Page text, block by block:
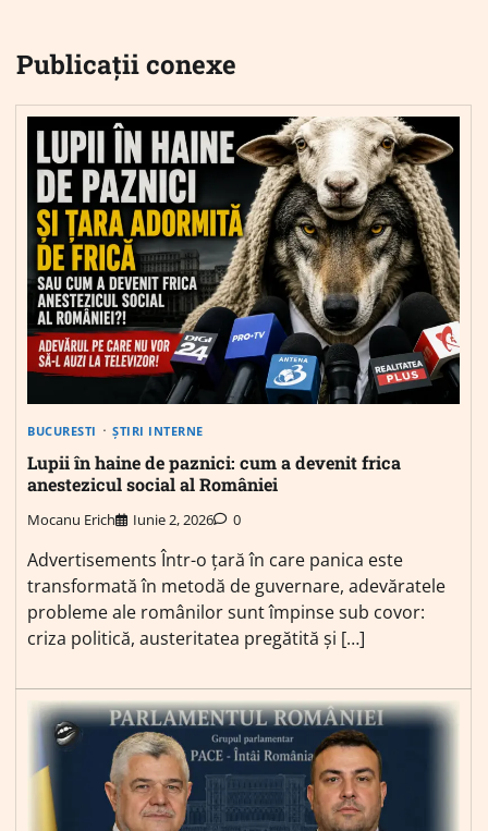
Publicații conexe
BUCURESTI ȘTIRI INTERNE
Lupii în haine de paznici: cum a devenit frica
anestezicul social al României
Mocanu Erich Iunie 2, 2026 0
Advertisements Într-o țară în care panica este
transformată în metodă de guvernare, adevăratele
probleme ale românilor sunt împinse sub covor:
criza politică, austeritatea pregătită și […]